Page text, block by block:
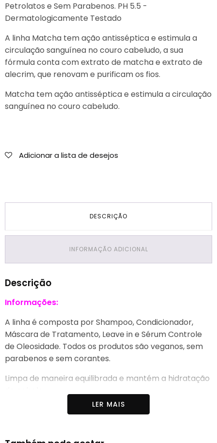
300ML
Petrolatos e Sem Parabenos. PH 5.5 -
Dermatologicamente Testado
A linha Matcha tem ação antisséptica e estimula a
circulação sanguínea no couro cabeludo, a sua
fórmula conta com extrato de matcha e extrato de
alecrim, que renovam e purificam os fios.
Matcha tem ação antisséptica e estimula a circulação
sanguínea no couro cabeludo.
Adicionar a lista de desejos
DESCRIÇÃO
INFORMAÇÃO ADICIONAL
Descrição
Informações:
A linha é composta por Shampoo, Condicionador,
Máscara de Tratamento, Leave in e Sérum Controle
de Oleosidade. Todos os produtos são veganos, sem
parabenos e sem corantes.
Limpa de maneira equilibrada e mantém a hidratação
Desenvolvida para para cabelos Oleosos,
LER MAIS